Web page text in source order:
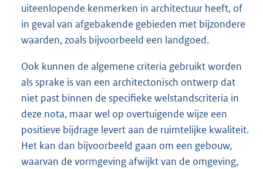
uiteenlopende kenmerken in architectuur heeft, of
in geval van afgebakende gebieden met bijzondere
waarden, zoals bijvoorbeeld een landgoed.
Ook kunnen de algemene criteria gebruikt worden
als sprake is van een architectonisch ontwerp dat
niet past binnen de specifieke welstandscriteria in
deze nota, maar wel op overtuigende wijze een
positieve bijdrage levert aan de ruimtelijke kwaliteit.
Het kan dan bijvoorbeeld gaan om een gebouw,
waarvan de vormgeving afwijkt van de omgeving,